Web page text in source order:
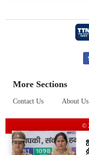
More Sections
Contact Us About Us
©